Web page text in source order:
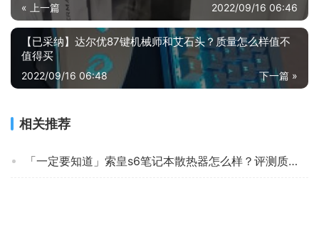
« 上一篇 2022/09/16 06:46
【已采纳】达尔优87键机械师和艾石头？质量怎么样值不
值得买
下一篇 »
2022/09/16 06:48
相关推荐
「一定要知道」索皇s6笔记本散热器怎么样？评测质量好不好